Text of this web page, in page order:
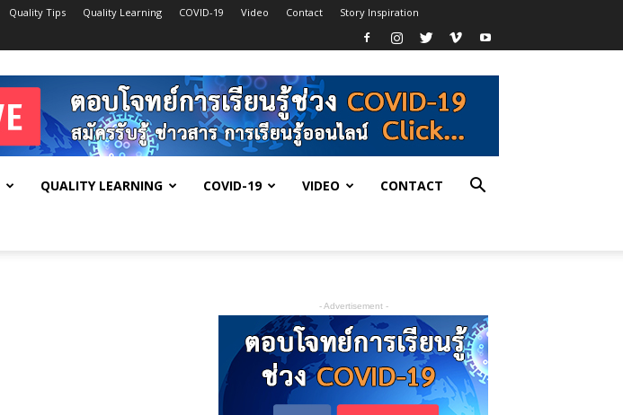
Quality Tips Quality Learning COVID-19 Video Contact Story Inspiration
QUALITY LEARNING COVID-19 VIDEO CONTACT
- Advertisement -